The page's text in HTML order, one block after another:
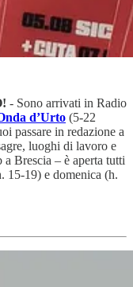
- Sono arrivati in Radio
d’Urto (5-22
passare in redazione a
luoghi di lavoro e
Brescia – è aperta tutti
15-19) e domenica (h.